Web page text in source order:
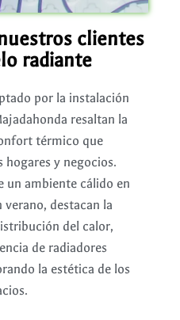
clientes
radiante
por la instalación
resaltan la
térmico que
hogares y negocios.
un ambiente cálido en
destacan la
del calor,
de radiadores
la estética de los